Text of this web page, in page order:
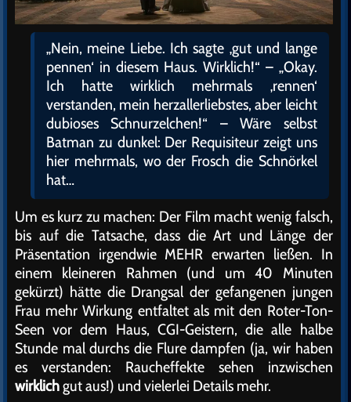
„Nein, meine Liebe. Ich sagte ‚gut und lange
pennen‘ in diesem Haus. Wirklich!“ – „Okay.
Ich hatte wirklich mehrmals ‚rennen‘
verstanden, mein herzallerliebstes, aber leicht
dubioses Schnurzelchen!“ – Wäre selbst
Batman zu dunkel: Der Requisiteur zeigt uns
hier mehrmals, wo der Frosch die Schnörkel
hat…
Um es kurz zu machen: Der Film macht wenig falsch,
bis auf die Tatsache, dass die Art und Länge der
Präsentation irgendwie MEHR erwarten ließen. In
einem kleineren Rahmen (und um 40 Minuten
gekürzt) hätte die Drangsal der gefangenen jungen
Frau mehr Wirkung entfaltet als mit den Roter-Ton-
Seen vor dem Haus, CGI-Geistern, die alle halbe
Stunde mal durchs die Flure dampfen (ja, wir haben
es verstanden: Raucheffekte sehen inzwischen
wirklichgut aus!) und vielerlei Details mehr.